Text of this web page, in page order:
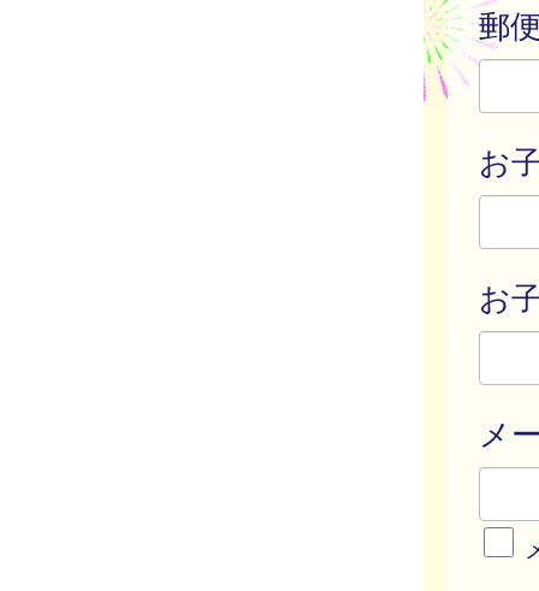
郵
お
お
メ